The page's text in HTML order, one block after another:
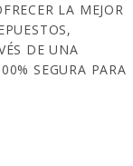
LA MEJOR
DE UNA
SEGURA PARA